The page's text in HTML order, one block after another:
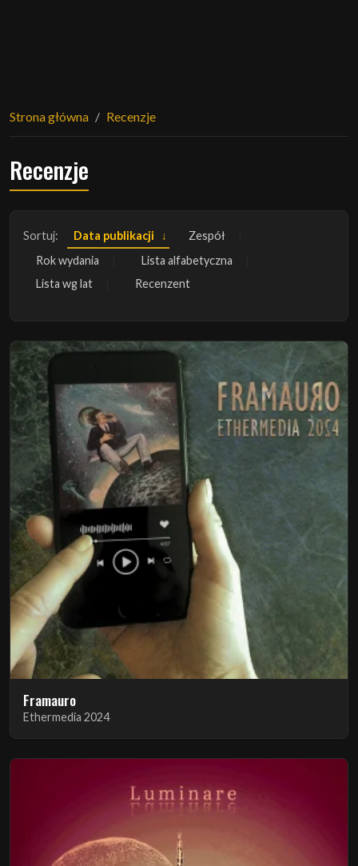
Strona główna Recenzje
Recenzje
Sortuj: Data publikacji
Zespół
Rok wydania
Lista alfabetyczna
Lista wg lat
Recenzent
Framauro
Ethermedia 2024